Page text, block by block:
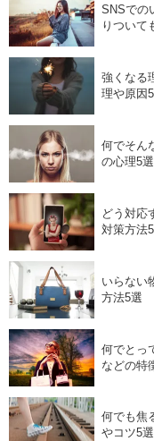
SNSでの
りついて
強くなる
理や原因
何でそん
の心理5選
どう対応
対策方法
いらない
方法5選
何でとっ
などの特
何でも焦
やコツ5選